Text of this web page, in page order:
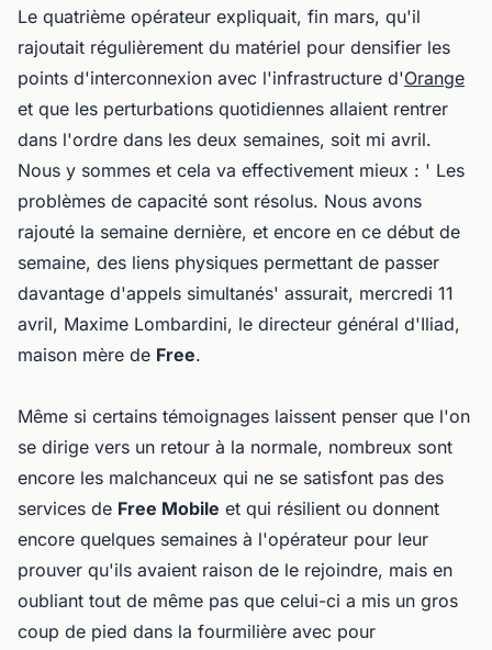
Le quatrième opérateur expliquait, fin mars, qu'il
rajoutait régulièrement du matériel pour densifier les
points d'interconnexion avec l'infrastructure d'Orange
et que les perturbations quotidiennes allaient rentrer
dans l'ordre dans les deux semaines, soit mi avril.
Nous y sommes et cela va effectivement mieux : ' Les
problèmes de capacité sont résolus. Nous avons
rajouté la semaine dernière, et encore en ce début de
semaine, des liens physiques permettant de passer
davantage d'appels simultanés' assurait, mercredi 11
avril, Maxime Lombardini, le directeur général d'Iliad,
maison mère de Free.
Même si certains témoignages laissent penser que l'on
se dirige vers un retour à la normale, nombreux sont
encore les malchanceux qui ne se satisfont pas des
services de Free Mobile et qui résilient ou donnent
encore quelques semaines à l'opérateur pour leur
prouver qu'ils avaient raison de le rejoindre, mais en
oubliant tout de même pas que celui-ci a mis un gros
coup de pied dans la fourmilière avec pour